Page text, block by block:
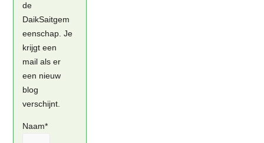
de
DaikSaitgem
eenschap. Je
krijgt een
mail als er
een nieuw
blog
verschijnt.
Naam*